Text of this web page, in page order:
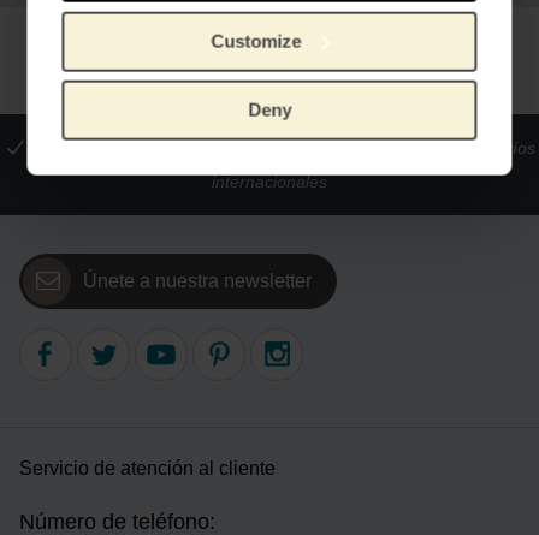
Customize
Deny
Envíos
internacionales
Únete a nuestra newsletter
Servicio de atención al cliente
Número de teléfono: